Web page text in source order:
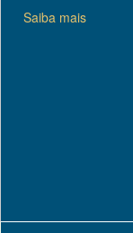
Saiba mais